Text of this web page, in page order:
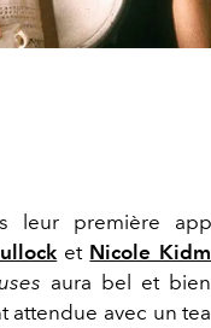
leur première
et Nicole
aura bel et
attendue avec un